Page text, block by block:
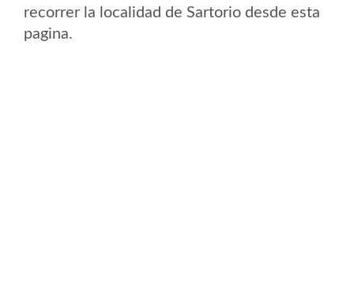
recorrer la localidad de Sartorio desde esta
pagina.